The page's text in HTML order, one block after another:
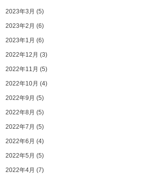
2023年3月 (5)
2023年2月 (6)
2023年1月 (6)
2022年12月 (3)
2022年11月 (5)
2022年10月 (4)
2022年9月 (5)
2022年8月 (5)
2022年7月 (5)
2022年6月 (4)
2022年5月 (5)
2022年4月 (7)